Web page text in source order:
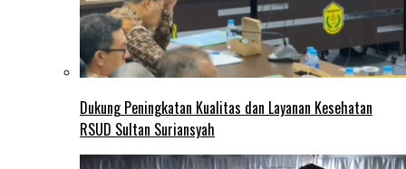
Dukung Peningkatan Kualitas dan Layanan Kesehatan
RSUD Sultan Suriansyah